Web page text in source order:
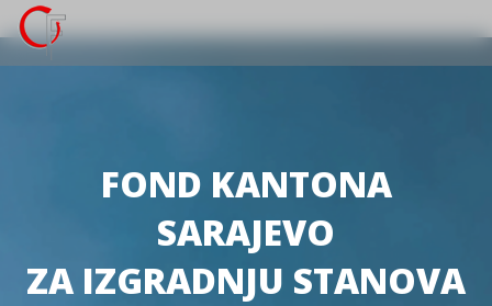
FOND KANTONA
SARAJEVO
ZA IZGRADNJU STANOVA